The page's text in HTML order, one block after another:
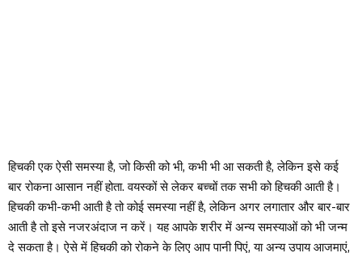
हिचकी एक ऐसी समस्या है, जो किसी को भी, कभी भी आ सकती है, लेकिन इसे कई
बार रोकना आसान नहीं होता. वयस्कों से लेकर बच्चों तक सभी को हिचकी आती है।
हिचकी कभी-कभी आती है तो कोई समस्या नहीं है, लेकिन अगर लगातार और बार-बार
आती है तो इसे नजरअंदाज न करें। यह आपके शरीर में अन्य समस्याओं को भी जन्म
दे सकता है। ऐसे में हिचकी को रोकने के लिए आप पानी पिएं, या अन्य उपाय आजमाएं,